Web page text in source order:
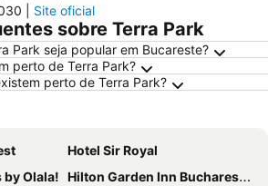
Site oficial
sobre Terra Park
Park seja popular em Bucareste?
perto de Terra Park?
perto de Terra Park?
Hotel Sir Royal
by Olala! Hilton Garden Inn Bucharest Airport